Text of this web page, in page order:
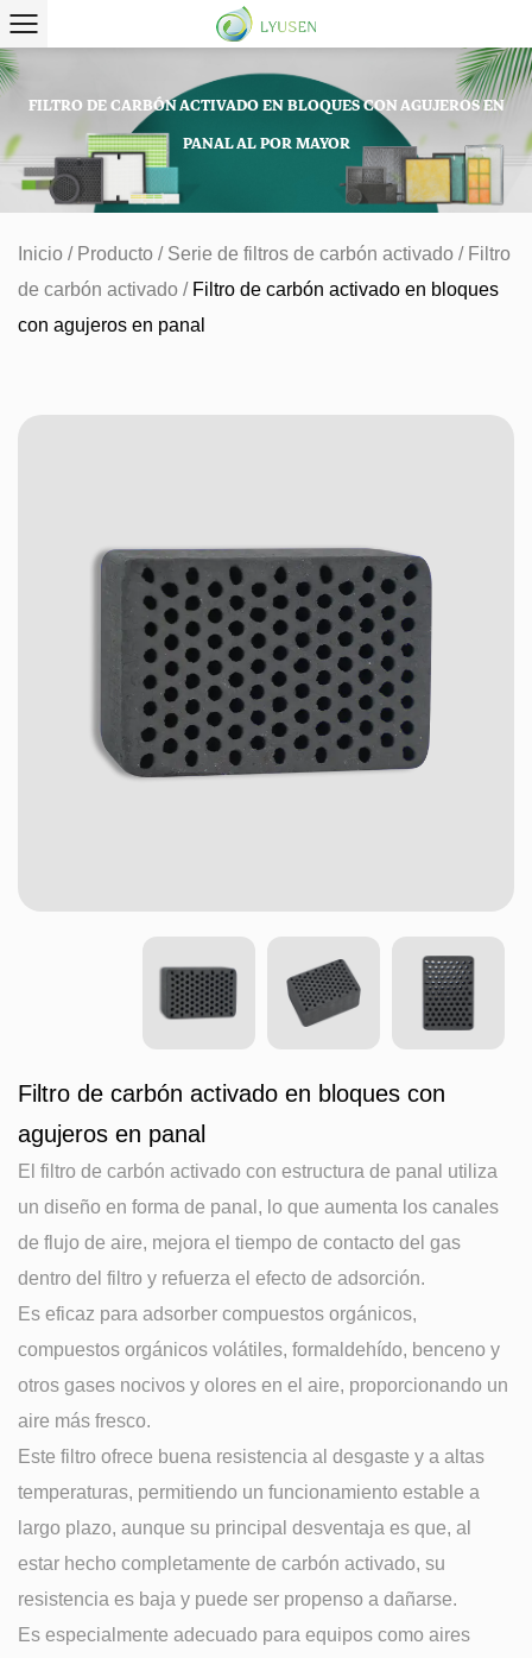
FILTRO DE CARBÓN ACTIVADO EN BLOQUES CON AGUJEROS EN
PANAL AL POR MAYOR
Inicio / Producto / Serie de filtros de carbón activado / Filtro
de carbón activado / Filtro de carbón activado en bloques
con agujeros en panal
Filtro de carbón activado en bloques con
agujeros en panal
El filtro de carbón activado con estructura de panal utiliza
un diseño en forma de panal, lo que aumenta los canales
de flujo de aire, mejora el tiempo de contacto del gas
dentro del filtro y refuerza el efecto de adsorción.
Es eficaz para adsorber compuestos orgánicos,
compuestos orgánicos volátiles, formaldehído, benceno y
otros gases nocivos y olores en el aire, proporcionando un
aire más fresco.
Este filtro ofrece buena resistencia al desgaste y a altas
temperaturas, permitiendo un funcionamiento estable a
largo plazo, aunque su principal desventaja es que, al
estar hecho completamente de carbón activado, su
resistencia es baja y puede ser propenso a dañarse.
Es especialmente adecuado para equipos como aires